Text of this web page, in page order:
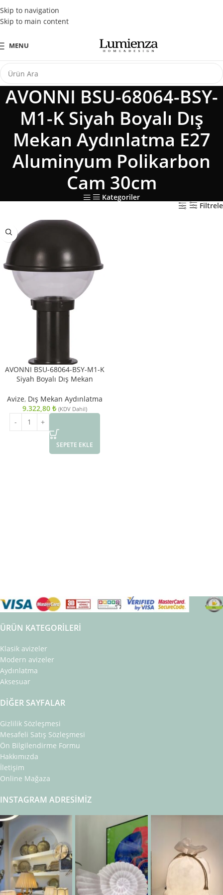
Skip to navigation
Skip to main content
Tüm Kredi Kartlarına Peşin Fiyatına 3 Taksit Fırsatı
MENU
AVONNI BSU-68064-BSY-
M1-K Siyah Boyalı Dış
Mekan Aydınlatma E27
Aluminyum Polikarbon
Cam 30cm
Kategoriler
Filtrele
AVONNI BSU-68064-BSY-M1-K
Siyah Boyalı Dış Mekan
Polikarbon Cam 30cm
Avize, Dış Mekan Aydınlatma
9.322,80 ₺ (KDV Dahil)
SEPETE EKLE
ÜRÜN KATEGORILERI
Klasik avizeler
Modern avizeler
Aydınlatma
Aksesuar
DIĞER SAYFALAR
Gizlilik Sözleşmesi
Mesafeli Satış Sözleşmesi
Ön Bilgilendirme Formu
Hakkımızda
İletişim
Online Mağaza
INSTAGRAM ADRESIMIZ